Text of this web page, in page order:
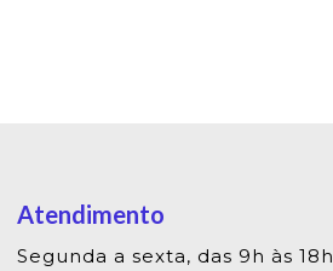
Atendimento
Segunda a sexta, das 9h às 18h